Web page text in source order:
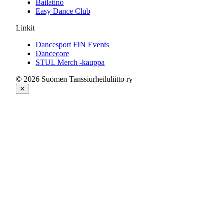
Bailatino
Easy Dance Club
Linkit
Dancesport FIN Events
Dancecore
STUL Merch -kauppa
© 2026 Suomen Tanssiurheiluliitto ry
✕